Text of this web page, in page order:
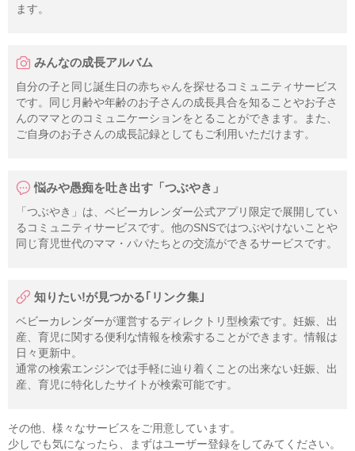
ます。
みんなの成長アルバム
自分の子と同じ誕生日の赤ちゃんを探せるコミュニティサービス
です。同じ月齢や年齢のお子さんの成長具合を知ることやお子さ
んのママとのコミュニケーションをとることができます。また、
ご自身のお子さんの成長記録としてもご利用いただけます。
悩みや愚痴を吐き出す「つぶやき」
「つぶやき」は、ベビーカレンダー公式アプリ限定で展開してい
るコミュニティサービスです。他のSNSではつぶやけないことや
同じ育児世代のママ・パパたちとの交流ができるサービスです。
知りたい!が見つかる｢リンク集｣
ベビーカレンダーが運営するディレクトリ型検索です。妊娠、出
産、育児に関する便利な情報を検索することができます。情報は
日々更新中。
通常の検索エンジンでは手軽に辿り着くことの出来ない妊娠、出
産、育児に特化したサイトが検索可能です。
その他、様々なサービスをご用意しています。
少しでも気になったら、まずはユーザー登録をしてみてください。